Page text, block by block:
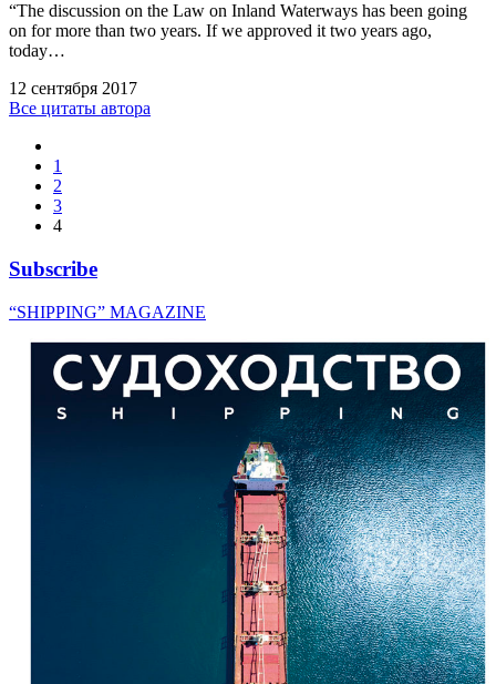
“The discussion on the Law on Inland Waterways has been going
on for more than two years. If we approved it two years ago,
today…
12 сентября 2017
Все цитаты автора
1
2
3
4
Subscribe
“SHIPPING” MAGAZINE